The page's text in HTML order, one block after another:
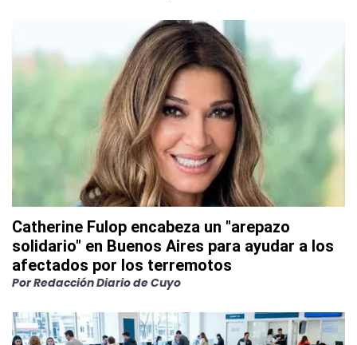
Catherine Fulop encabeza un "arepazo
solidario" en Buenos Aires para ayudar a los
afectados por los terremotos
PorRedacción Diario de Cuyo